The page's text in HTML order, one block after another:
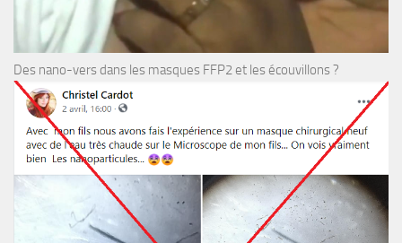
Des nano-vers dans les masques FFP2 et les écouvillons ?